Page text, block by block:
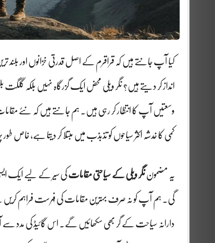
کیا آپ جانتے ہیں کہ قراقرم کے اصل قدرتی خزانوں اور بلند
انداز کر دیتے ہیں؟ نگر ویلی محض ایک گزرگاہ نہیں بلکہ گلگت
وسعتیں آپ کا انتظار کر رہی ہیں۔ ہم جانتے ہیں کہ نئے
کمی کا خدشہ اکثر سیاحوں کو تذبذب میں مبتلا کر دیتا ہے،
یہ مضموننگر ویلی کے سیاحتی مقاماتکی سیر کے لیے ایک ایسی
گی۔ ہم آپ کو نہ صرف بہترین مقامات کی فہرست فراہم